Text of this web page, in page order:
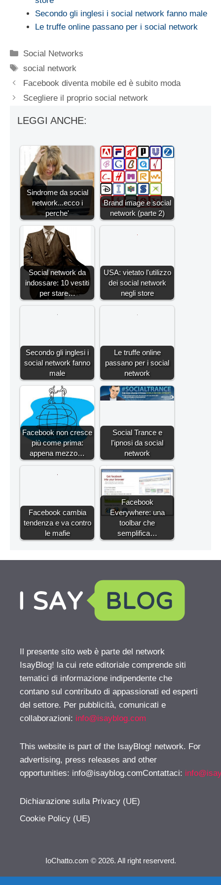
Secondo gli inglesi i social network fanno male
Le truffe online passano per i social network
Categorie
Social Networks
Tag
social network
Facebook diventa mobile ed è subito moda
Scegliere il proprio social network
LEGGI ANCHE:
Sindrome da social
network...ecco i
perche'
Brand image e social
network (parte 2)
Social network da
indossare: 10 vestiti
per stare…
USA: vietato l'utilizzo
dei social network
negli store
Secondo gli inglesi i
social network fanno
male
Le truffe online
passano per i social
network
Facebook non cresce
più come prima:
appena mezzo…
Social Trance e
l'ipnosi da social
network
Facebook cambia
tendenza e va contro
le mafie
Facebook
Everywhere: una
toolbar che
semplifica…
Il presente sito web è parte del network
IsayBlog! la cui rete editoriale comprende siti
tematici di informazione indipendente che
contano sul contributo di appassionati ed esperti
del settore. Per pubblicità, comunicati e
collaborazioni: info@isayblog.com
This website is part of the IsayBlog! network. For
advertising, press releases and other
opportunities: info@isayblog.comContattaci:
Dichiarazione sulla Privacy (UE)
Cookie Policy (UE)
IoChatto.com © 2026. All right reserverd.